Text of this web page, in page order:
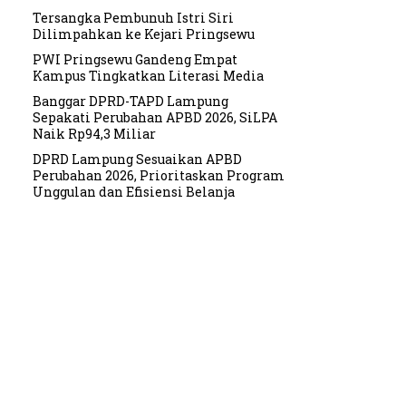
Tersangka Pembunuh Istri Siri
Dilimpahkan ke Kejari Pringsewu
PWI Pringsewu Gandeng Empat
Kampus Tingkatkan Literasi Media
Banggar DPRD-TAPD Lampung
Sepakati Perubahan APBD 2026, SiLPA
Naik Rp94,3 Miliar
DPRD Lampung Sesuaikan APBD
Perubahan 2026, Prioritaskan Program
Unggulan dan Efisiensi Belanja